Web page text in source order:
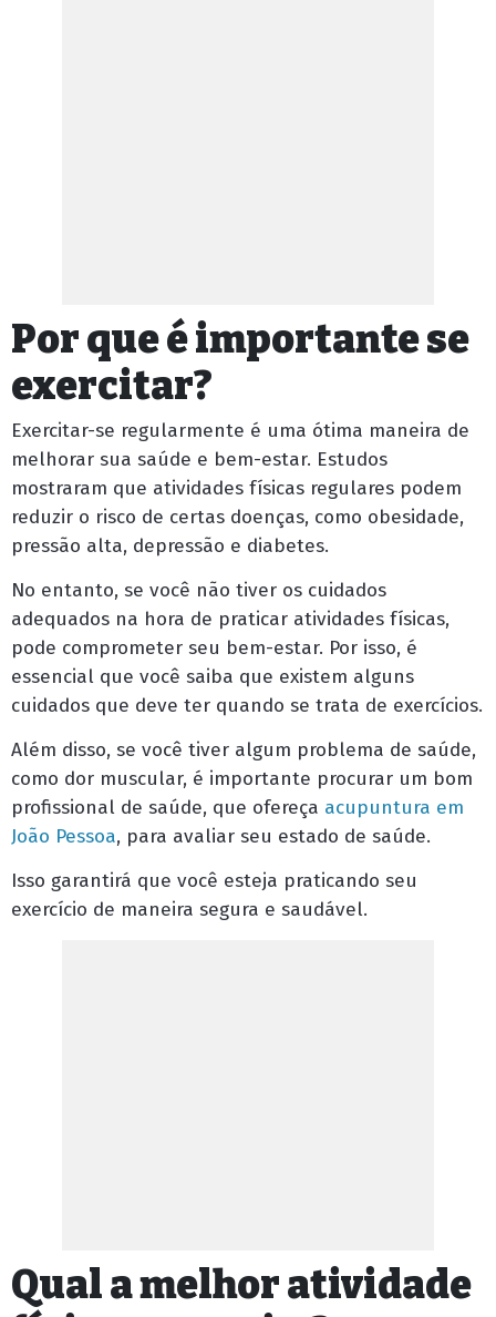
Por que é importante se
exercitar?
Exercitar-se regularmente é uma ótima maneira de
melhorar sua saúde e bem-estar. Estudos
mostraram que atividades físicas regulares podem
reduzir o risco de certas doenças, como obesidade,
pressão alta, depressão e diabetes.
No entanto, se você não tiver os cuidados
adequados na hora de praticar atividades físicas,
pode comprometer seu bem-estar. Por isso, é
essencial que você saiba que existem alguns
cuidados que deve ter quando se trata de exercícios.
Além disso, se você tiver algum problema de saúde,
como dor muscular, é importante procurar um bom
profissional de saúde, que ofereça acupuntura em
João Pessoa, para avaliar seu estado de saúde.
Isso garantirá que você esteja praticando seu
exercício de maneira segura e saudável.
Qual a melhor atividade